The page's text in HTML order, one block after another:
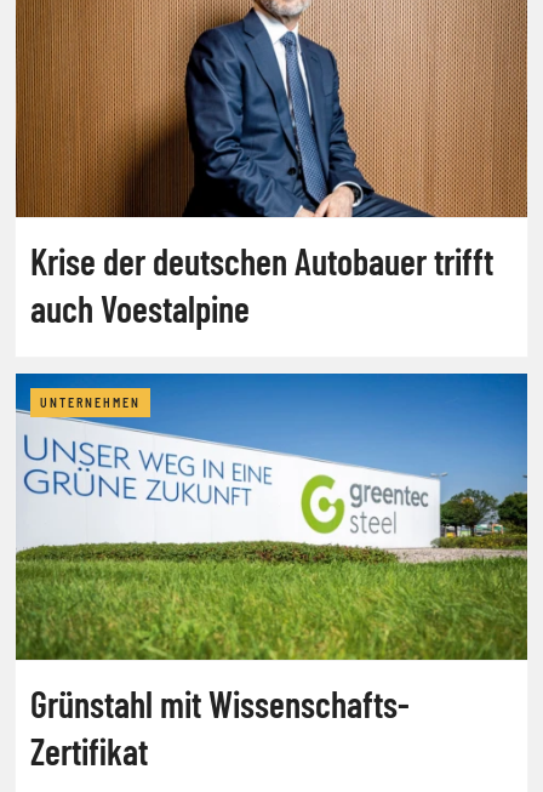
Krise der deutschen Autobauer trifft
auch Voestalpine
UNTERNEHMEN
Grünstahl mit Wissenschafts-
Zertifikat